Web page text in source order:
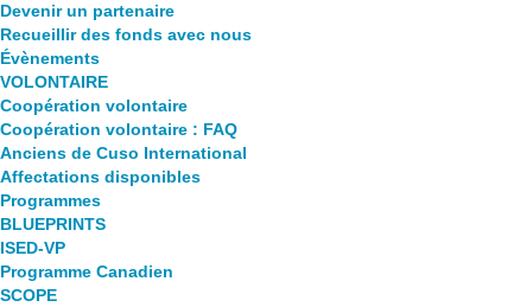
Devenir un partenaire
Recueillir des fonds avec nous
Évènements
VOLONTAIRE
Coopération volontaire
Coopération volontaire : FAQ
Anciens de Cuso International
Affectations disponibles
Programmes
BLUEPRINTS
ISED-VP
Programme Canadien
SCOPE